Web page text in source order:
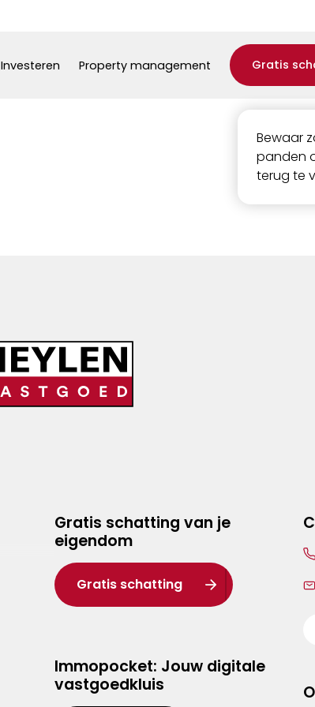
Investeren Property management Gratis
Bewaar
panden
terug te
Gratis schatting van je
eigendom
Gratis schatting
Immopocket: Jouw digitale
vastgoedkluis